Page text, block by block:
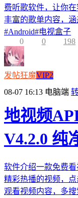
费听歌软件，让你
丰富的歌单内容，
#Android#电视盒子
0
0 198
发帖狂魔VIP2
08-07 16:13 电脑端
地视频
V4.2.0 纯
软件介绍一款免费
精彩热播的视频，
观看视频内容，多